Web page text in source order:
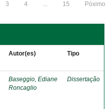
3 4 ... 15 Póximo
Autor(es) Tipo
Baseggio, Ediane
Roncaglio
Dissertação